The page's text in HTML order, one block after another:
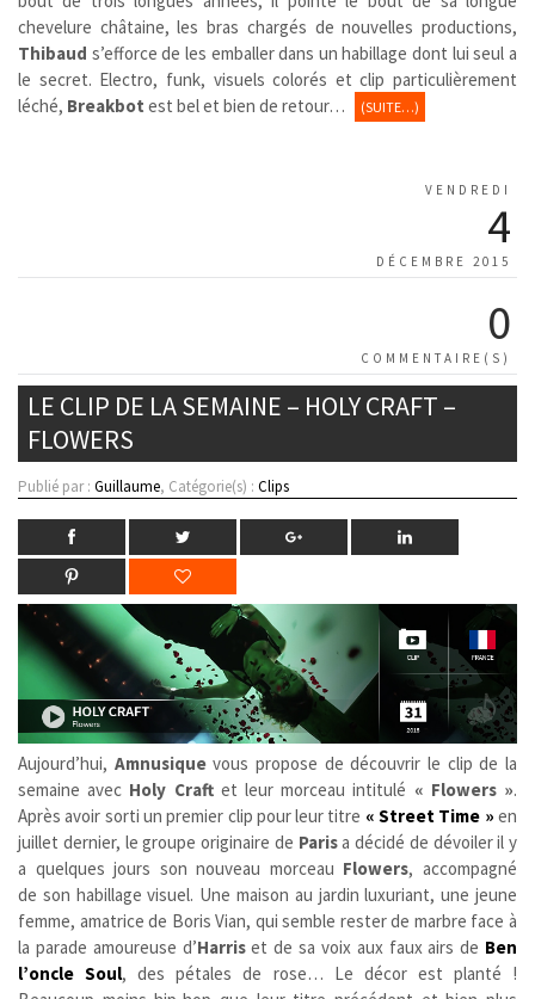
chevelure châtaine, les bras chargés de nouvelles productions,
Thibaud s’efforce de les emballer dans un habillage dont lui seul a
le secret. Electro, funk, visuels colorés et clip particulièrement
léché, Breakbot est bel et bien de retour… (SUITE…)
VENDREDI
4
DÉCEMBRE 2015
0
COMMENTAIRE(S)
LE CLIP DE LA SEMAINE – HOLY CRAFT –
FLOWERS
Publié par : Guillaume, Catégorie(s) : Clips
Aujourd’hui, Amnusiquevous propose de découvrir le clip de la
semaine avec Holy Craftet leur morceau intitulé « Flowers ».
Après avoir sorti un premier clip pour leur titre « Street Time » en
juillet dernier, le groupe originaire de Parisa décidé de dévoiler il y
a quelques jours son nouveau morceau Flowers, accompagné
de son habillage visuel. Une maison au jardin luxuriant, une jeune
femme, amatrice de Boris Vian, qui semble rester de marbre face à
la parade amoureuse d’Harriset de sa voix aux faux airs de Ben
l’oncle Soul, des pétales de rose… Le décor est planté !